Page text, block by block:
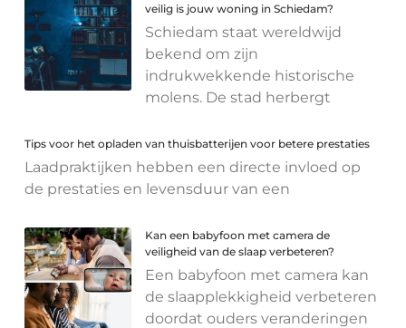
veilig is jouw woning in Schiedam?
Schiedam staat wereldwijd
bekend om zijn
indrukwekkende historische
molens. De stad herbergt
Tips voor het opladen van thuisbatterijen voor betere prestaties
Laadpraktijken hebben een directe invloed op
de prestaties en levensduur van een
Kan een babyfoon met camera de
veiligheid van de slaap verbeteren?
Een babyfoon met camera kan
de slaapplekkigheid verbeteren
doordat ouders veranderingen